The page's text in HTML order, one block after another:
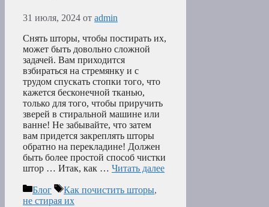
31 июля, 2024 от admin
Снять шторы, чтобы постирать их,
может быть довольно сложной
задачей. Вам приходится
взбираться на стремянку и с
трудом спускать стопки того, что
кажется бесконечной тканью,
только для того, чтобы приручить
зверей в стиральной машине или
ванне! Не забывайте, что затем
вам придется закреплять шторы
обратно на перекладине! Должен
быть более простой способ чистки
штор … Итак, как … Читать далее
Рубрики
Блог Метки
Как почистить шторы,
не стирая их